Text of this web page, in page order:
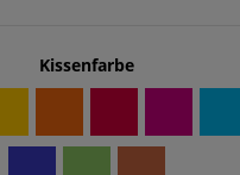
Kissenfarbe